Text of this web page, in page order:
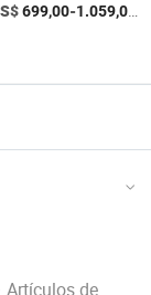
699,00-1.059,00 /
Artículos de